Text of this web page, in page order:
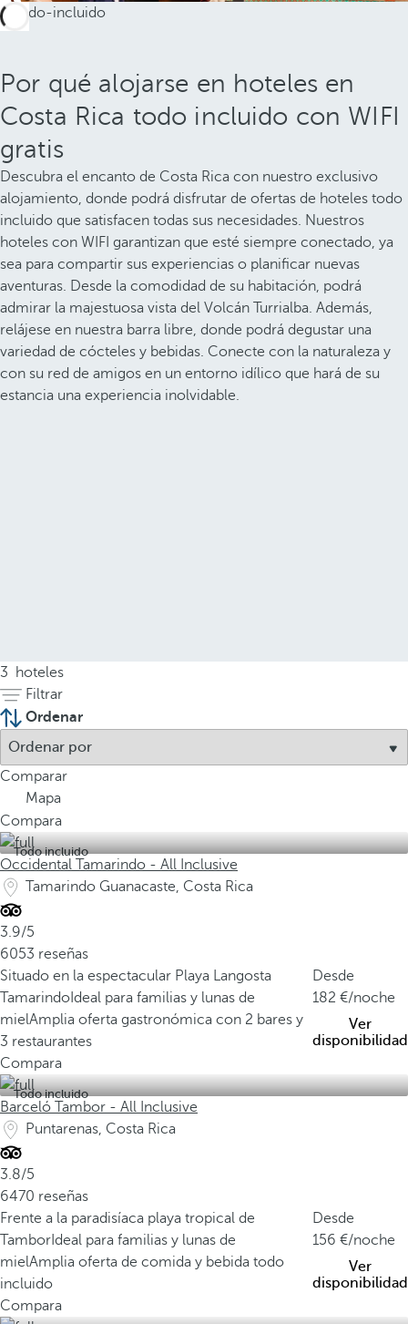
Por qué alojarse en hoteles en
Costa Rica todo incluido con WIFI
gratis
Descubra el encanto de Costa Rica con nuestro exclusivo
alojamiento, donde podrá disfrutar de ofertas de hoteles todo
incluido que satisfacen todas sus necesidades. Nuestros
hoteles con WIFI garantizan que esté siempre conectado, ya
sea para compartir sus experiencias o planificar nuevas
aventuras. Desde la comodidad de su habitación, podrá
admirar la majestuosa vista del Volcán Turrialba. Además,
relájese en nuestra barra libre, donde podrá degustar una
variedad de cócteles y bebidas. Conecte con la naturaleza y
con su red de amigos en un entorno idílico que hará de su
estancia una experiencia inolvidable.
3
hoteles
Filtrar
Ordenar
Comparar
Mapa
Compara
Todo incluido
Occidental Tamarindo - All Inclusive
Tamarindo Guanacaste, Costa Rica
3.9/5
6053 reseñas
Situado en la espectacular Playa Langosta
Tamarindo Ideal para familias y lunas de
mielAmplia oferta gastronómica con 2 bares y
3 restaurantes
Desde
182
/noche
Ver
disponibilidad
Compara
Todo incluido
Barceló Tambor - All Inclusive
Puntarenas, Costa Rica
3.8/5
6470 reseñas
Frente a la paradisíaca playa tropical de
Tambor Ideal para familias y lunas de
mielAmplia oferta de comida y bebida todo
incluido
Desde
156
/noche
Ver
disponibilidad
Compara